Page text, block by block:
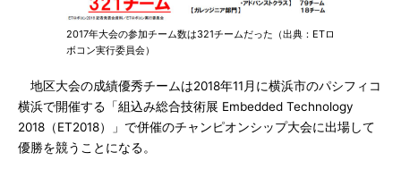
2017年大会の参加チーム数は321チームだった（出典：ETロ
ボコン実行委員会）
地区大会の成績優秀チームは2018年11月に横浜市のパシフィコ
横浜で開催する「組込み総合技術展 Embedded Technology
2018（ET2018）」で併催のチャンピオンシップ大会に出場して
優勝を競うことになる。